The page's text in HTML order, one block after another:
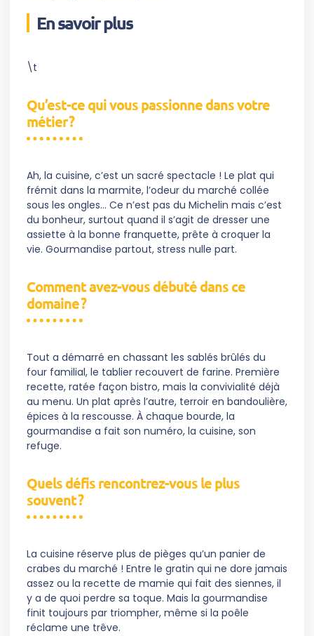
En savoir plus
\t
Qu’est-ce qui vous passionne dans votre
métier ?
Ah, la cuisine, c’est un sacré spectacle ! Le plat qui
frémit dans la marmite, l’odeur du marché collée
sous les ongles… Ce n’est pas du Michelin mais c’est
du bonheur, surtout quand il s’agit de dresser une
assiette à la bonne franquette, prête à croquer la
vie. Gourmandise partout, stress nulle part.
Comment avez-vous débuté dans ce
domaine ?
Tout a démarré en chassant les sablés brûlés du
four familial, le tablier recouvert de farine. Première
recette, ratée façon bistro, mais la convivialité déjà
au menu. Un plat après l’autre, terroir en bandoulière,
épices à la rescousse. À chaque bourde, la
gourmandise a fait son numéro, la cuisine, son
refuge.
Quels défis rencontrez-vous le plus
souvent ?
La cuisine réserve plus de pièges qu’un panier de
crabes du marché ! Entre le gratin qui ne dore jamais
assez ou la recette de mamie qui fait des siennes, il
y a de quoi perdre sa toque. Mais la gourmandise
finit toujours par triompher, même si la poêle
réclame une trêve.